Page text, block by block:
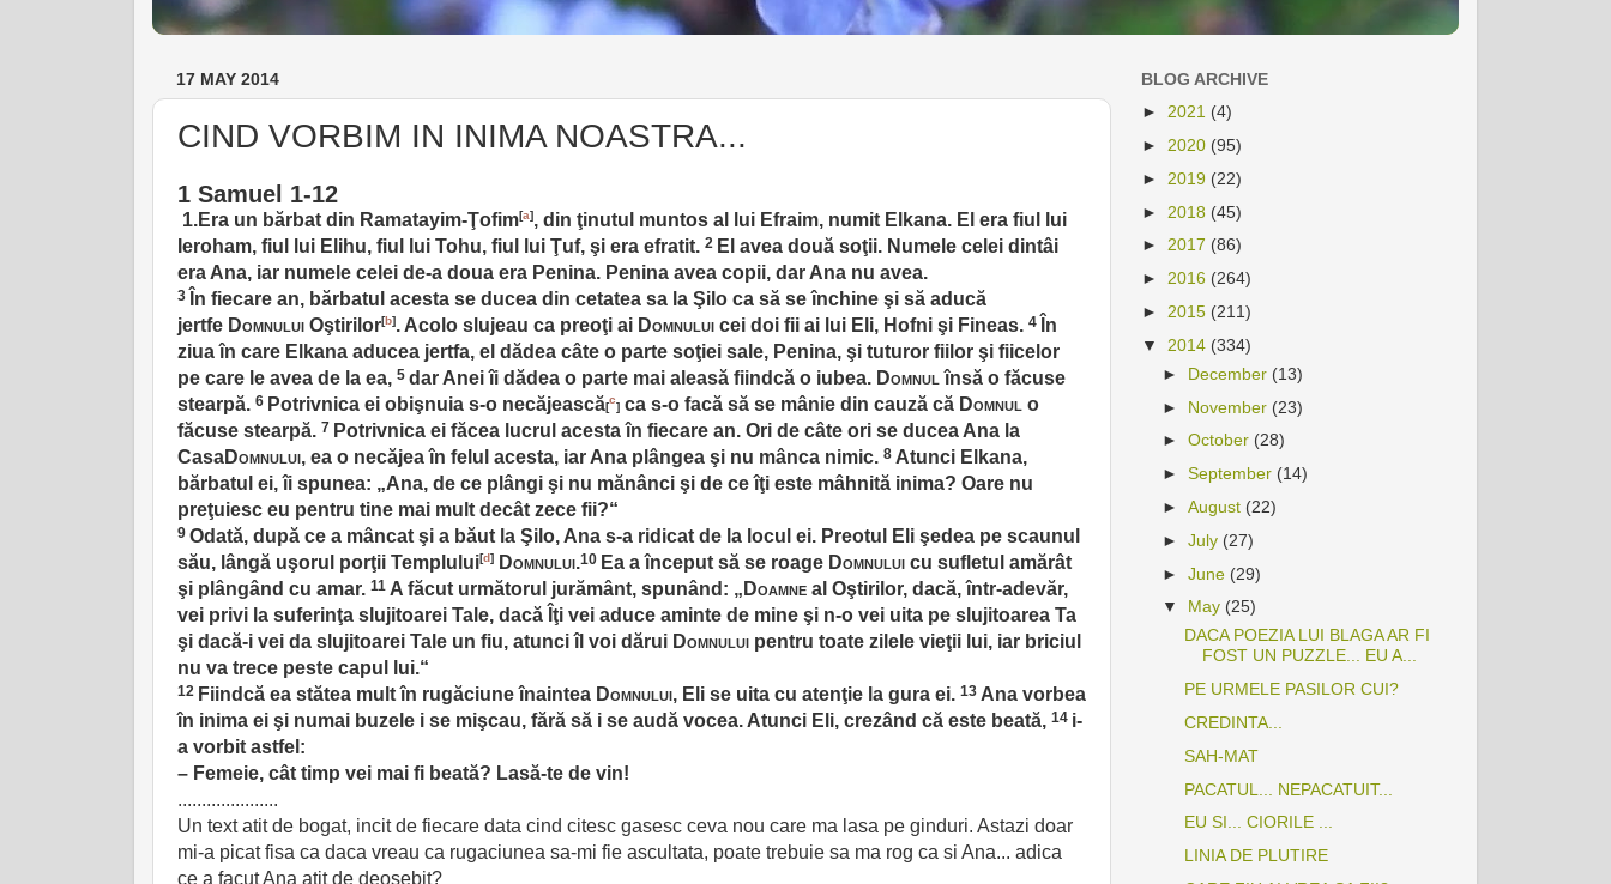
17 MAY 2014
CIND VORBIM IN INIMA NOASTRA...
1 Samuel 1-12
1.Era un bărbat din Ramatayim-Ţofim[a], din ţinutul muntos al lui Efraim, numit Elkana. El era fiul lui
Ieroham, fiul lui Elihu, fiul lui Tohu, fiul lui Ţuf, şi era efratit. 2 El avea două soţii. Numele celei dintâi
era Ana, iar numele celei de-a doua era Penina. Penina avea copii, dar Ana nu avea.
3 În fiecare an, bărbatul acesta se ducea din cetatea sa la Şilo ca să se închine şi să aducă
jertfe Domnului Oştirilor[b]. Acolo slujeau ca preoţi ai Domnului cei doi fii ai lui Eli, Hofni şi Fineas. 4 În
ziua în care Elkana aducea jertfa, el dădea câte o parte soţiei sale, Penina, şi tuturor fiilor şi fiicelor
pe care le avea de la ea, 5 dar Anei îi dădea o parte mai aleasă fiindcă o iubea. Domnul însă o făcuse
stearpă. 6 Potrivnica ei obişnuia s-o necăjească[
c
] ca s-o facă să se mânie din cauză că Domnul o
făcuse stearpă. 7 Potrivnica ei făcea lucrul acesta în fiecare an. Ori de câte ori se ducea Ana la
CasaDomnului, ea o necăjea în felul acesta, iar Ana plângea şi nu mânca nimic. 8 Atunci Elkana,
bărbatul ei, îi spunea: „Ana, de ce plângi şi nu mănânci şi de ce îţi este mâhnită inima? Oare nu
preţuiesc eu pentru tine mai mult decât zece fii?“
9 Odată, după ce a mâncat şi a băut la Şilo, Ana s-a ridicat de la locul ei. Preotul Eli şedea pe scaunul
său, lângă uşorul porţii Templului[d] Domnului.10 Ea a început să se roage Domnului cu sufletul amărât
şi plângând cu amar. 11 A făcut următorul jurământ, spunând: „ Doamne al Oştirilor, dacă, într-adevăr,
vei privi la suferinţa slujitoarei Tale, dacă Îţi vei aduce aminte de mine şi n-o vei uita pe slujitoarea Ta
şi dacă-i vei da slujitoarei Tale un fiu, atunci îl voi dărui Domnului pentru toate zilele vieţii lui, iar briciul
nu va trece peste capul lui.“
12 Fiindcă ea stătea mult în rugăciune înaintea Domnului, Eli se uita cu atenţie la gura ei. 13 Ana vorbea
în inima ei şi numai buzele i se mişcau, fără să i se audă vocea. Atunci Eli, crezând că este beată, 14 i-
a vorbit astfel:
– Femeie, cât timp vei mai fi beată? Lasă-te de vin!
.....................
Un text atit de bogat, incit de fiecare data cind citesc gasesc ceva nou care ma lasa pe ginduri. Astazi doar
mi-a picat fisa ca daca vreau ca rugaciunea sa-mi fie ascultata, poate trebuie sa ma rog ca si Ana... adica
ce a facut Ana atit de deosebit?
BLOG ARCHIVE
► 2021 (4)
► 2020 (95)
► 2019 (22)
► 2018 (45)
► 2017 (86)
► 2016 (264)
► 2015 (211)
▼ 2014 (334)
► December (13)
► November (23)
►October (28)
►September (14)
►August (22)
►July (27)
►June (29)
▼ May (25)
DACA POEZIA LUI BLAGA AR FI
FOST UN PUZZLE... EU A...
PE URMELE PASILOR CUI?
CREDINTA...
SAH-MAT
PACATUL... NEPACATUIT...
EU SI... CIORILE ...
LINIA DE PLUTIRE